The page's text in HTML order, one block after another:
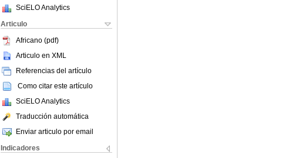
SciELO Analytics
Articulo
Africano (pdf)
Articulo en XML
Referencias del artículo
Como citar este artículo
SciELO Analytics
Traducción automática
Enviar articulo por email
Indicadores